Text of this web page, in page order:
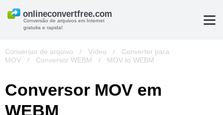
Conversão de arquivos em Internet
gratuita e rapida!
Conversor de arquivo / Vídeo /
Converter para
MOV
/ Conversor WEBM / MOV to WEBM
Conversor MOV em
WEBM